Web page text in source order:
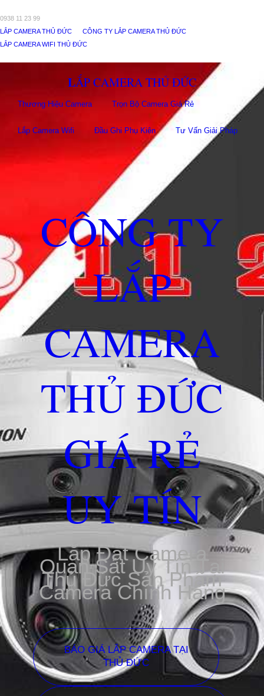
0938 11 23 99
LẮP CAMERA THỦ ĐỨC
CÔNG TY LẮP CAMERA THỦ ĐỨC
LẮP CAMERA WIFI THỦ ĐỨC
LẮP CAMERA THỦ ĐỨC
Thương Hiệu Camera Trọn Bộ Camera Giá Rẻ
Lắp Camera Wifi Đầu Ghi Phụ Kiên Tư Vấn Giải Pháp
CÔNG TY
LẮP
CAMERA
THỦ ĐỨC
GIÁ RẺ
UY TÍN
Lắp Đặt Camera
Quan Sát Uy Tín Tại
Thủ Đức Sản Phẩm
Camera Chính Hãng
BÁO GIÁ LẮP CAMERA TẠI
THỦ ĐỨC